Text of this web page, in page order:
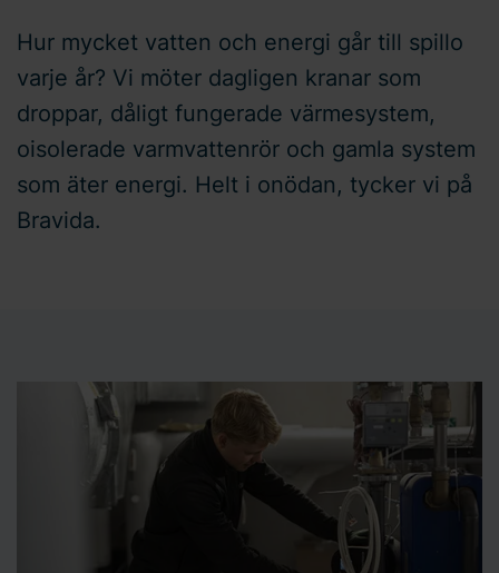
Hur mycket vatten och energi går till spillo
varje år? Vi möter dagligen kranar som
droppar, dåligt fungerade värmesystem,
oisolerade varmvattenrör och gamla system
som äter energi. Helt i onödan, tycker vi på
Bravida.